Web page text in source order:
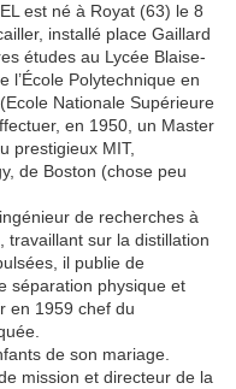
est né à Royat (63) le 8
installé place Gaillard
études au Lycée Blaise-
l’École Polytechnique en
Nationale Supérieure
en 1950, un Master
prestigieux MIT,
de Boston (chose peu
de recherches à
travaillant sur la distillation
il publie de
séparation physique et
en 1959 chef du
de son mariage.
mission et directeur de la